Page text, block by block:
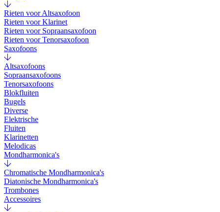
Rieten voor Altsaxofoon
Rieten voor Klarinet
Rieten voor Sopraansaxofoon
Rieten voor Tenorsaxofoon
Saxofoons
Altsaxofoons
Sopraansaxofoons
Tenorsaxofoons
Blokfluiten
Bugels
Diverse
Elektrische
Fluiten
Klarinetten
Melodicas
Mondharmonica's
Chromatische Mondharmonica's
Diatonische Mondharmonica's
Trombones
Accessoires